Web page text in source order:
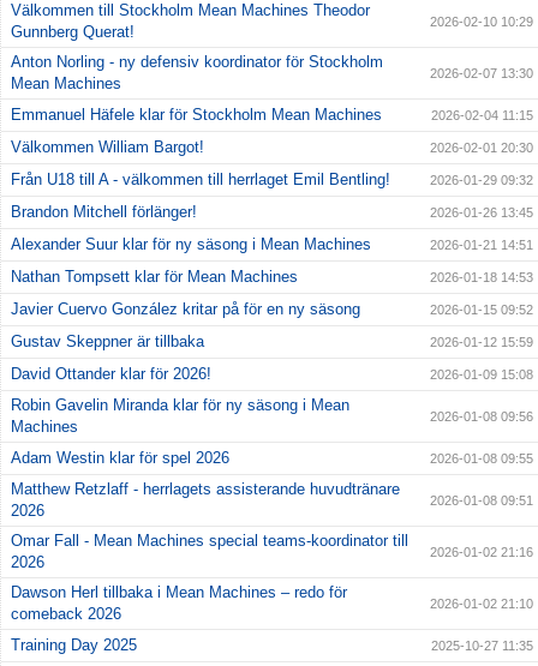
Välkommen till Stockholm Mean Machines Theodor
Gunnberg Querat!
2026-02-10 10:29
Anton Norling - ny defensiv koordinator för Stockholm
Mean Machines
2026-02-07 13:30
Emmanuel Häfele klar för Stockholm Mean Machines 2026-02-04 11:15
Välkommen William Bargot! 2026-02-01 20:30
Från U18 till A - välkommen till herrlaget Emil Bentling! 2026-01-29 09:32
Brandon Mitchell förlänger! 2026-01-26 13:45
Alexander Suur klar för ny säsong i Mean Machines 2026-01-21 14:51
Nathan Tompsett klar för Mean Machines 2026-01-18 14:53
Javier Cuervo González kritar på för en ny säsong 2026-01-15 09:52
Gustav Skeppner är tillbaka 2026-01-12 15:59
David Ottander klar för 2026! 2026-01-09 15:08
Robin Gavelin Miranda klar för ny säsong i Mean
Machines
2026-01-08 09:56
Adam Westin klar för spel 2026 2026-01-08 09:55
Matthew Retzlaff - herrlagets assisterande huvudtränare
2026
2026-01-08 09:51
Omar Fall - Mean Machines special teams-koordinator till
2026
2026-01-02 21:16
Dawson Herl tillbaka i Mean Machines – redo för
comeback 2026
2026-01-02 21:10
Training Day 2025 2025-10-27 11:35